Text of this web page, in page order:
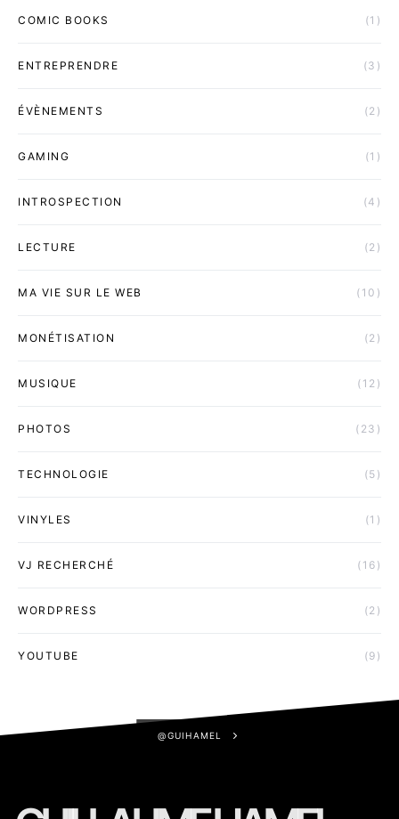
COMIC BOOKS (1)
ENTREPRENDRE (3)
ÉVÈNEMENTS (2)
GAMING (1)
INTROSPECTION (4)
LECTURE (2)
MA VIE SUR LE WEB (10)
MONÉTISATION (2)
MUSIQUE (12)
PHOTOS (23)
TECHNOLOGIE (5)
VINYLES (1)
VJ RECHERCHÉ (16)
WORDPRESS (2)
YOUTUBE (9)
@GUIHAMEL